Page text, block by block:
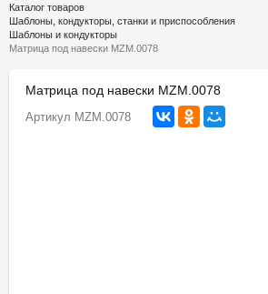
Каталог товаров
Шаблоны, кондукторы, станки и приспособления
Шаблоны и кондукторы
Матрица под навески MZM.0078
Матрица под навески MZM.0078
Артикул MZM.0078